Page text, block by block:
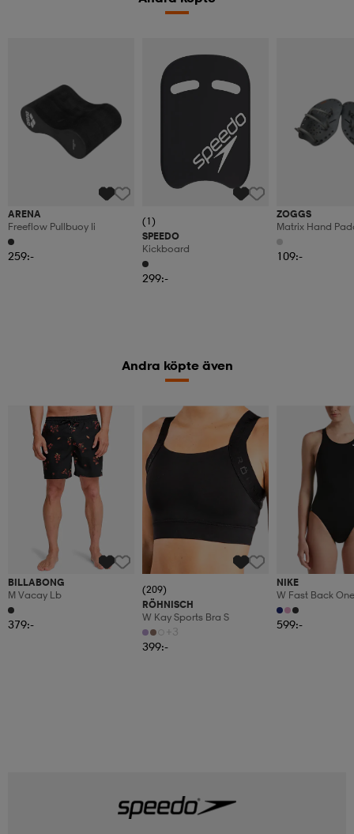
ARENA
Freeflow Pullbuoy Ii
259:-
(1)
SPEEDO
Kickboard
299:-
ZOGGS
Matrix Hand
109:-
Andra köpte även
BILLABONG
M Vacay Lb
379:-
(209)
RÖHNISCH
W Kay Sports Bra S
+3
399:-
NIKE
W Fast Back
599:-